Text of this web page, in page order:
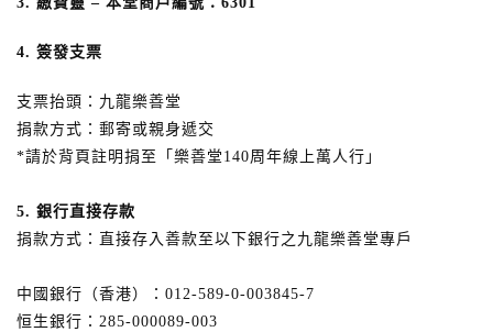
4. 簽發支票
支票抬頭：九龍樂善堂
捐款方式：郵寄或親身遞交
*請於背頁註明捐至「樂善堂140周年線上萬人行」
5. 銀行直接存款
捐款方式：直接存入善款至以下銀行之九龍樂善堂專戶
中國銀行（香港）：012-589-0-003845-7
恒生銀行：285-000089-003